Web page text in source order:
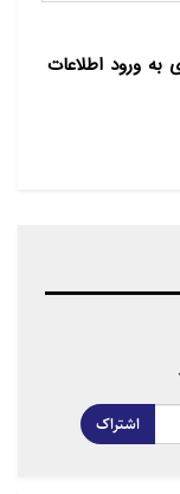
به ورود اطلاعات
اشتراک